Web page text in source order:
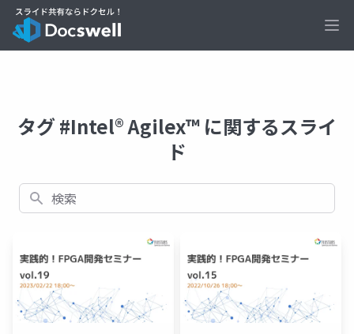
タグ #Intel® Agilex™ に関するスライ
ド
検索